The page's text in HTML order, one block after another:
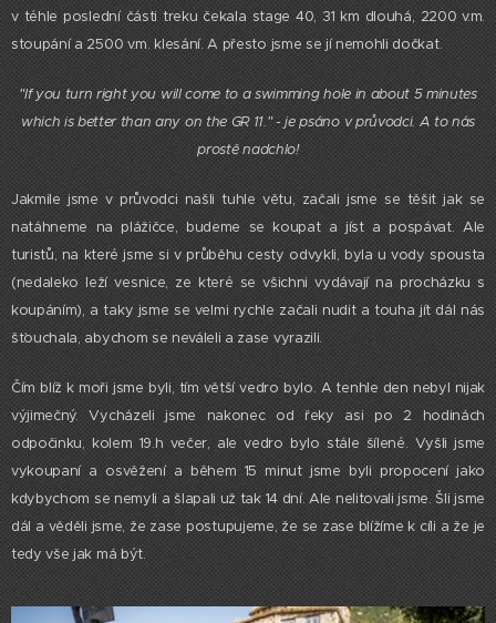
v téhle poslední části treku čekala stage 40, 31 km dlouhá, 2200 v.m.
stoupání a 2500 v.m. klesání. A přesto jsme se jí nemohli dočkat.
"If you turn right you will come to a swimming hole in about 5 minutes
which is better than any on the GR 11." - je psáno v průvodci. A to nás
prostě nadchlo!
Jakmile jsme v průvodci našli tuhle větu, začali jsme se těšit jak se
natáhneme na plážičce, budeme se koupat a jíst a pospávat. Ale
turistů, na které jsme si v průběhu cesty odvykli, byla u vody spousta
(nedaleko leží vesnice, ze které se všichni vydávají na procházku s
koupáním), a taky jsme se velmi rychle začali nudit a touha jít dál nás
šťouchala, abychom se neváleli a zase vyrazili.
Čím blíž k moři jsme byli, tím větší vedro bylo. A tenhle den nebyl nijak
výjimečný. Vycházeli jsme nakonec od řeky asi po 2 hodinách
odpočinku, kolem 19.h večer, ale vedro bylo stále šílené. Vyšli jsme
vykoupaní a osvěžení a během 15 minut jsme byli propocení jako
kdybychom se nemyli a šlapali už tak 14 dní. Ale nelitovali jsme. Šli jsme
dál a věděli jsme, že zase postupujeme, že se zase blížíme k cíli a že je
tedy vše jak má být.